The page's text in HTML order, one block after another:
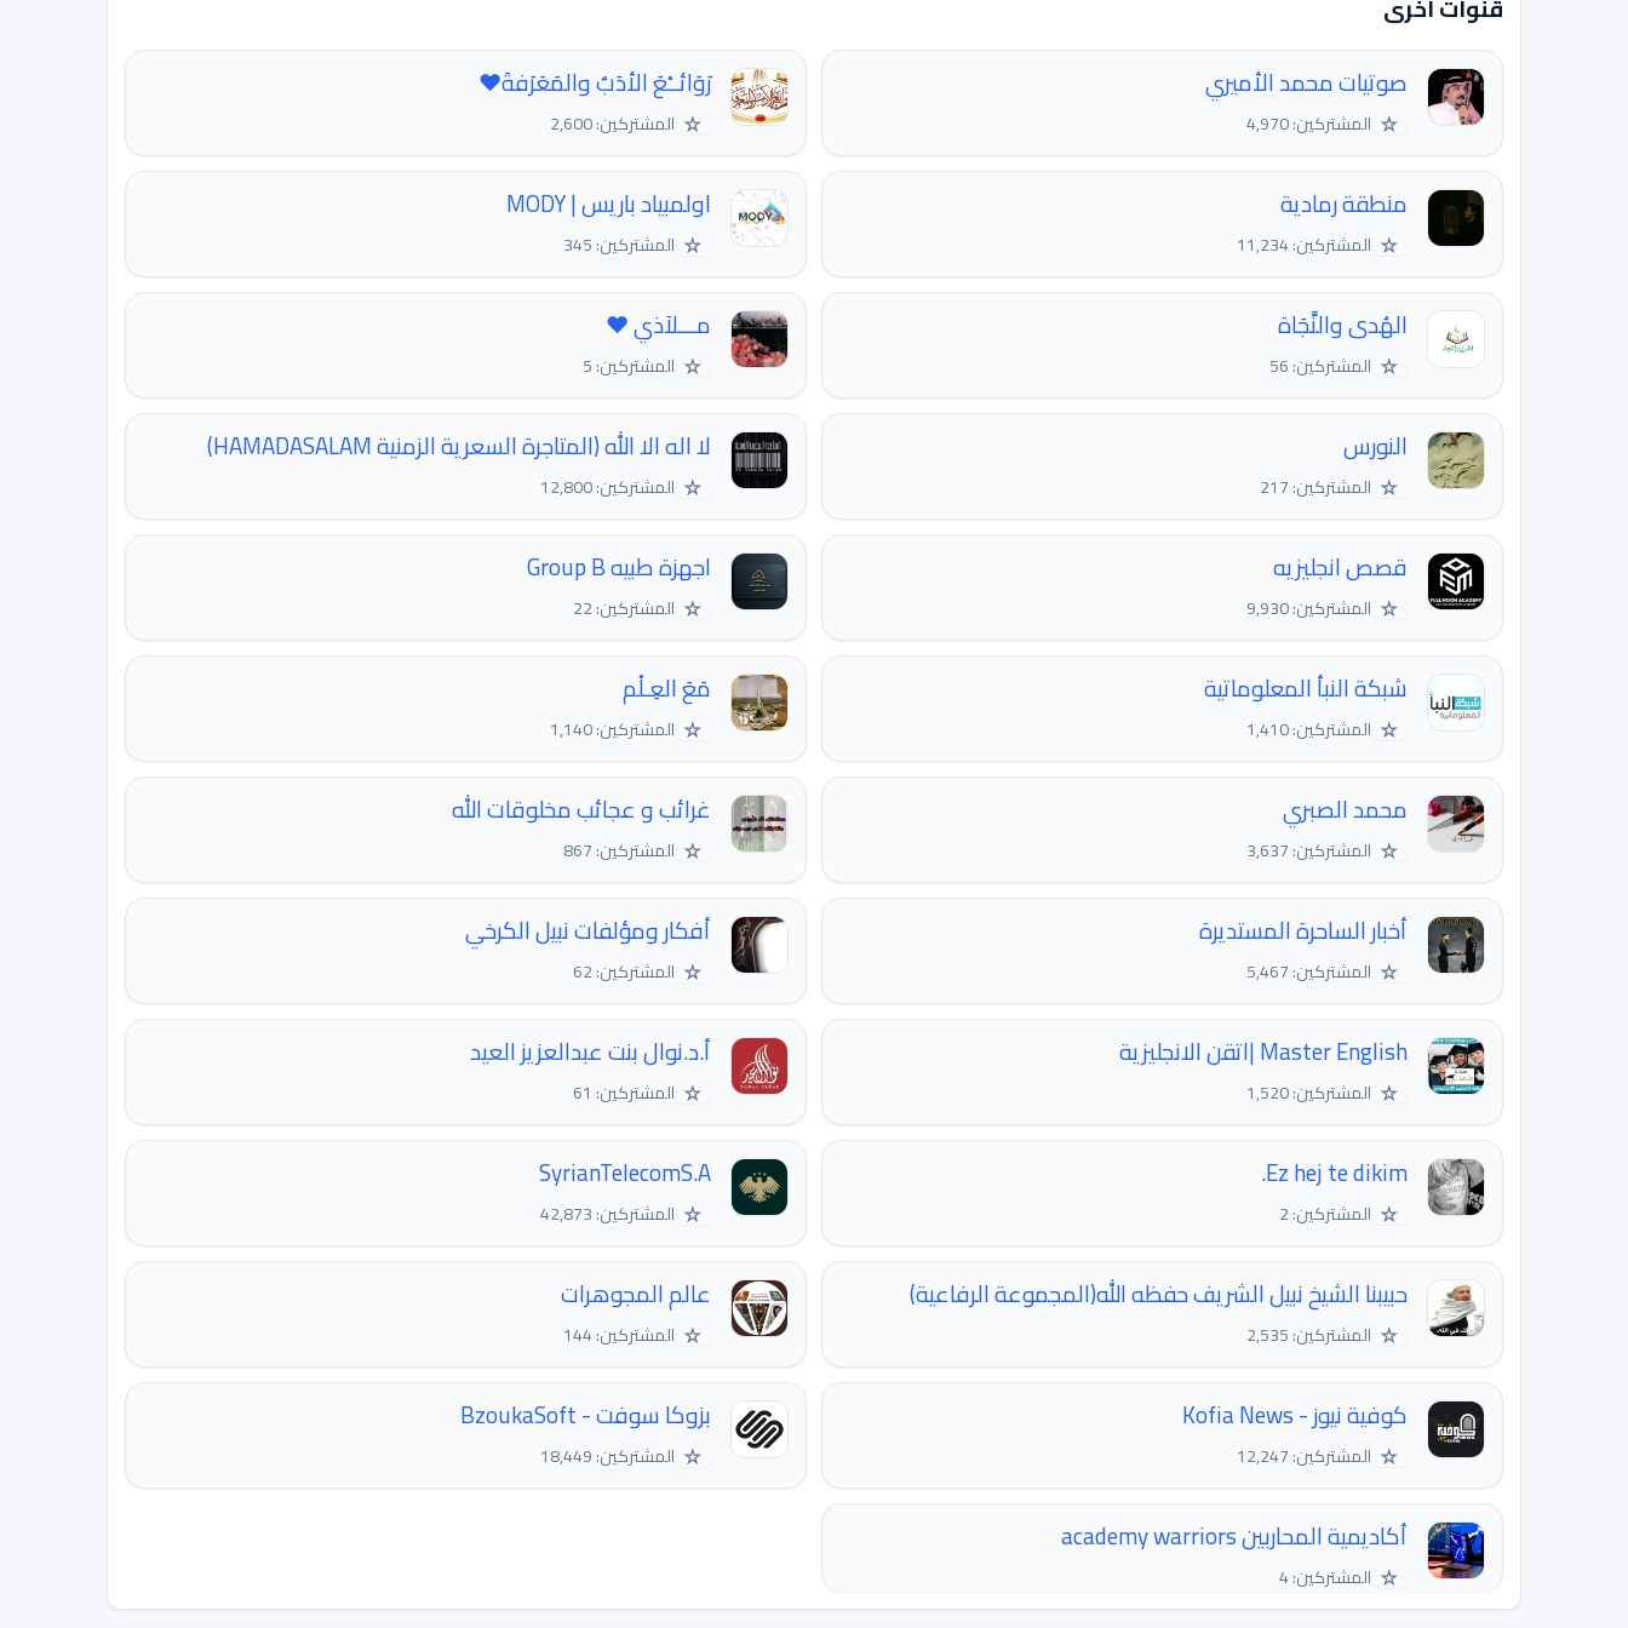
قنوات اخرى
صوتيات محمد الأميري
☆ المشتركين: 4,970
رَوَائــْعَ الأدَبٌ والمَعَرَفةَ❤️
☆ المشتركين: 2,600
منطقة رمادية
☆ المشتركين: 11,234
اولمبياد باريس | MODY
☆ المشتركين: 345
الهُدى والنَّجَاة
☆ المشتركين: 56
مـــلآذي ❤︎
☆ المشتركين: 5
النورس
☆ المشتركين: 217
لا اله الا الله (المتاجرة السعرية الزمنية HAMADASALAM)
☆ المشتركين: 12,800
قصص انجليزيه
☆ المشتركين: 9,930
اجهزة طبيه Group B
☆ المشتركين: 22
شبكة النبأ المعلوماتية
☆ المشتركين: 1,410
مَعَ العِـلْم
☆ المشتركين: 1,140
محمد الصبري
☆ المشتركين: 3,637
غرائب و عجائب مخلوقات الله
☆ المشتركين: 867
أخبار الساحرة المستديرة
☆ المشتركين: 5,467
أفكار ومؤلفات نبيل الكرخي
☆ المشتركين: 62
Master English |اتقن الانجليزية
☆ المشتركين: 1,520
أ.د.نوال بنت عبدالعزيز العيد
☆ المشتركين: 61
Ez hej te dikim.
☆ المشتركين: 2
SyrianTelecomS.A
☆ المشتركين: 42,873
حبيبنا الشيخ نبيل الشريف حفظه الله(المجموعة الرفاعية)
☆ المشتركين: 2,535
عالم المجوهرات
☆ المشتركين: 144
كوفية نيوز - Kofia News
☆ المشتركين: 12,247
بزوكا سوفت - BzoukaSoft
☆ المشتركين: 18,449
أكاديمية المحاربين academy warriors
☆ المشتركين: 4